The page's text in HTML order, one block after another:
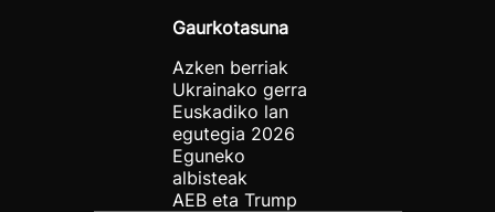
Gaurkotasuna
Azken berriak
Ukrainako gerra
Euskadiko lan
egutegia 2026
Eguneko
albisteak
AEB eta Trump